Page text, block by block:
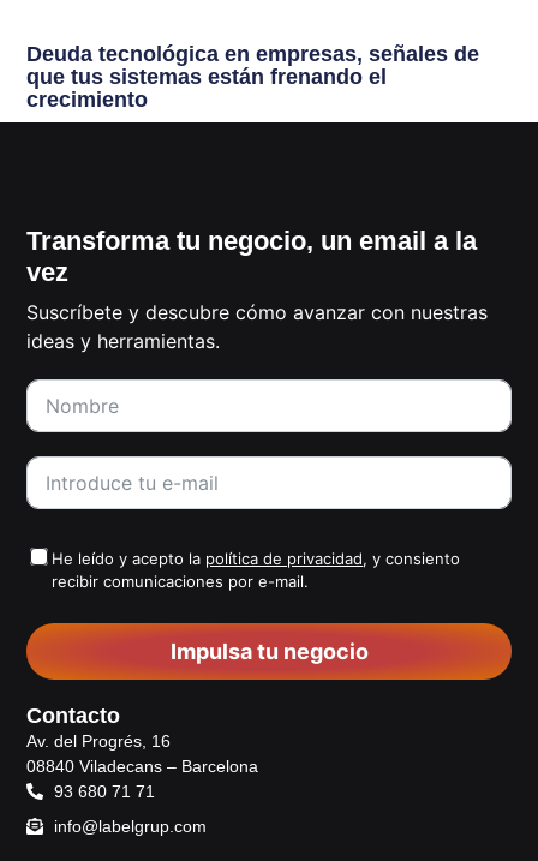
Deuda tecnológica en empresas, señales de
que tus sistemas están frenando el
crecimiento
Transforma tu negocio, un email a la
vez
Suscríbete y descubre cómo avanzar con nuestras
ideas y herramientas.
He leído y acepto la política de privacidad, y consiento
recibir comunicaciones por e-mail.
Impulsa tu negocio
Contacto
Av. del Progrés, 16
08840 Viladecans – Barcelona
93 680 71 71
info@labelgrup.com